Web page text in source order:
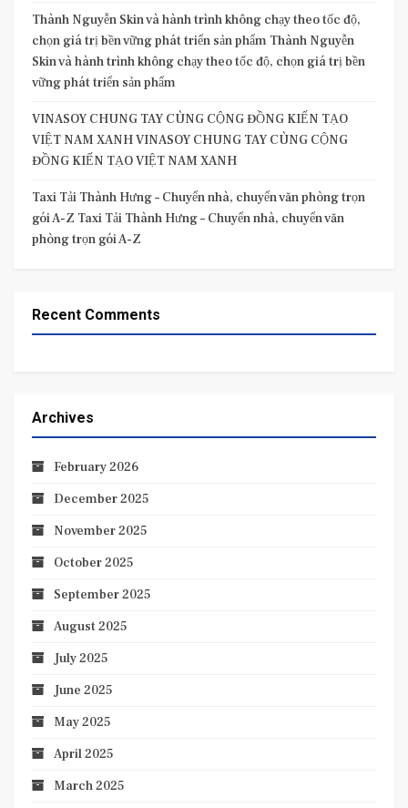
Thành Nguyễn Skin và hành trình không chạy theo tốc độ,
chọn giá trị bền vững phát triển sản phẩm Thành Nguyễn
Skin và hành trình không chạy theo tốc độ, chọn giá trị bền
vững phát triển sản phẩm
VINASOY CHUNG TAY CÙNG CỘNG ĐỒNG KIẾN TẠO
VIỆT NAM XANH VINASOY CHUNG TAY CÙNG CỘNG
ĐỒNG KIẾN TẠO VIỆT NAM XANH
Taxi Tải Thành Hưng – Chuyển nhà, chuyển văn phòng trọn
gói A-Z Taxi Tải Thành Hưng – Chuyển nhà, chuyển văn
phòng trọn gói A-Z
Recent Comments
Archives
February 2026
December 2025
November 2025
October 2025
September 2025
August 2025
July 2025
June 2025
May 2025
April 2025
March 2025